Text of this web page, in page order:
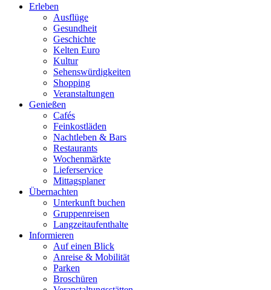
Erleben
Ausflüge
Gesundheit
Geschichte
Kelten Euro
Kultur
Sehenswürdigkeiten
Shopping
Veranstaltungen
Genießen
Cafés
Feinkostläden
Nachtleben & Bars
Restaurants
Wochenmärkte
Lieferservice
Mittagsplaner
Übernachten
Unterkunft buchen
Gruppenreisen
Langzeitaufenthalte
Informieren
Auf einen Blick
Anreise & Mobilität
Parken
Broschüren